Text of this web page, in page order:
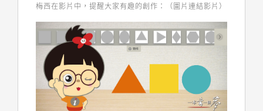
梅西在影片中，提醒大家有趣的創作：（圖片連結影片）